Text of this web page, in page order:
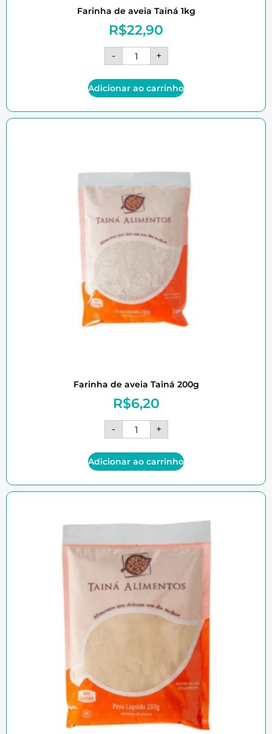
Farinha de aveia Tainá 1kg
R$22,90
- +
Adicionar ao carrinho
Farinha de aveia Tainá 200g
R$6,20
- +
Adicionar ao carrinho